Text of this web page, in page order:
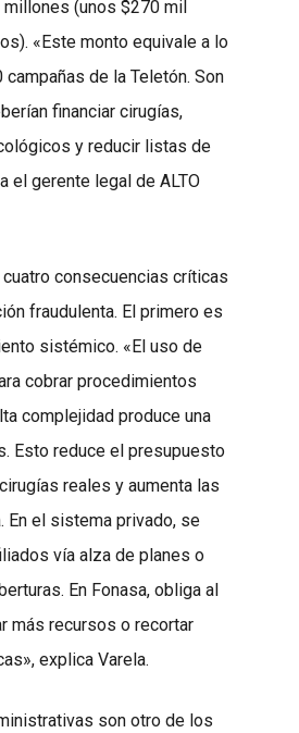
(unos $270 mil
«Este monto equivale a lo
campañas de la Teletón. Son
financiar cirugías,
y reducir listas de
el gerente legal de ALTO
consecuencias críticas
fraudulenta. El primero es
sistémico. «El uso de
cobrar procedimientos
complejidad produce una
Esto reduce el presupuesto
reales y aumenta las
En el sistema privado, se
vía alza de planes o
En Fonasa, obliga al
más recursos o recortar
explica Varela.
son otro de los